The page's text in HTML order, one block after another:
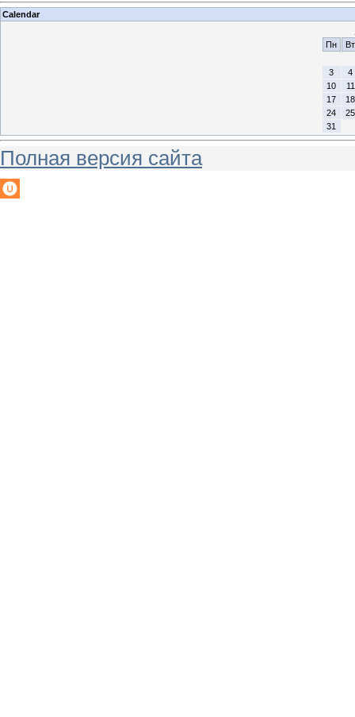
Calendar
Пн
Вт
3
4
10
11
17
18
24
25
31
Полная версия сайта